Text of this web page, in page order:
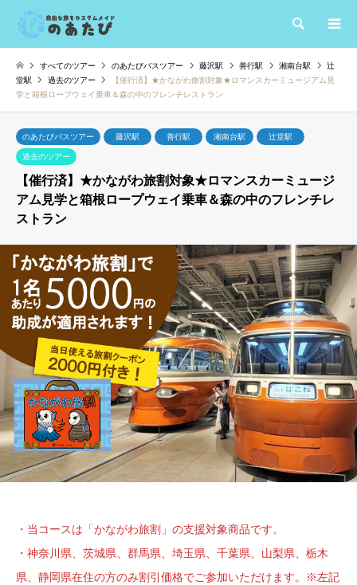
検索
すべてのツアー のあたびバスツアー 藤沢駅 善行駅 湘南台駅
辻
堂駅
過去のツアー
【催行済】★かながわ旅割対象★ロマンスカーミュージアム見
学と箱根ロープウェイ乗車＆森の中のフレンチレストラン
のあたびバスツアー 藤沢駅 善行駅 湘南台駅 辻堂駅
過去のツアー
【催行済】★かながわ旅割対象★ロマンスカーミュージ
アム見学と箱根ロープウェイ乗車＆森の中のフレンチレ
ストラン
・当コースは「かながわ旅割」の支援対象商品です。
・神奈川県、茨城県、群馬県、埼玉県、千葉県、山梨県、栃木
県、静岡県在住の方のみ割引価格でご参加いただけます。※左記